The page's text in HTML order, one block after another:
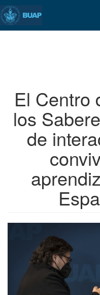
El Centro
los
de